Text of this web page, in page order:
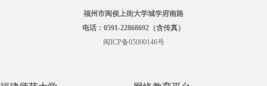
福州市闽侯上街大学城学府南路
电话：0591-22868692（含传真）
闽ICP备05000146号